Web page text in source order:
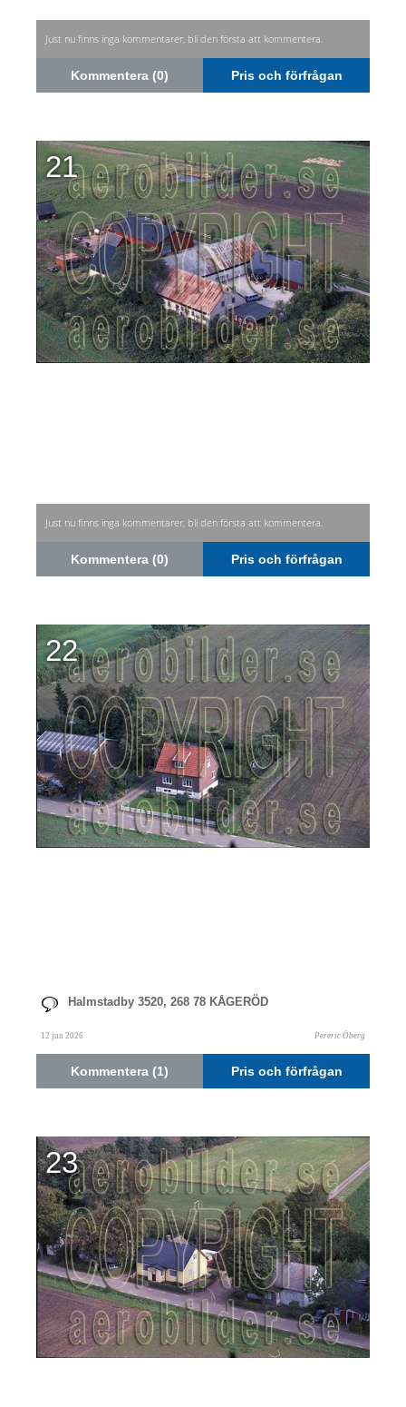
Just nu finns inga kommentarer, bli den första att kommentera.
Kommentera (0) Pris och förfrågan
21
Just nu finns inga kommentarer, bli den första att kommentera.
Kommentera (0) Pris och förfrågan
22
Halmstadby 3520, 268 78 KÅGERÖD
12 jun 2026 Pereric Öberg
Kommentera (1) Pris och förfrågan
23